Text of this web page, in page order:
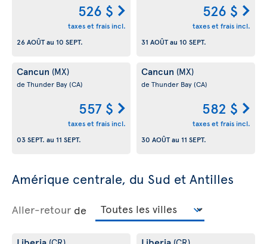
526 $
taxes et frais incl.
26 AOÛTau 10 SEPT.
526 $
taxes et frais incl.
31 AOÛTau 10 SEPT.
Cancun (MX)
de Thunder Bay(CA)
557 $
taxes et frais incl.
03 SEPT. au 11 SEPT.
Cancun (MX)
de Thunder Bay(CA)
582 $
taxes et frais incl.
30 AOÛTau 11 SEPT.
Amérique centrale, du Sud et Antilles
Aller-retour de